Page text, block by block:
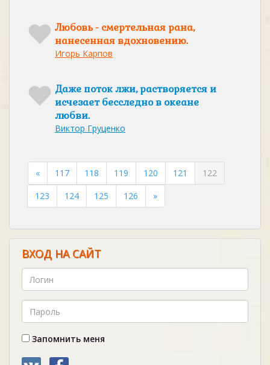
Любовь - смертельная рана,
нанесенная вдохновению.
Игорь Карпов
Даже поток лжи, растворяется и
исчезает бесследно в океане
любви.
Виктор Груценко
« 117 118 119 120 121
122
123
124 125 126 »
ВХОД НА САЙТ
Запомнить меня